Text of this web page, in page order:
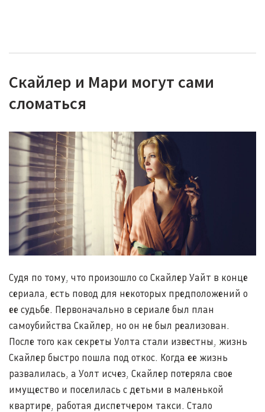
Скайлер и Мари могут сами
сломаться
Судя по тому, что произошло со Скайлер Уайт в конце
сериала, есть повод для некоторых предположений о
ее судьбе. Первоначально в сериале был план
самоубийства Скайлер, но он не был реализован.
После того как секреты Уолта стали известны, жизнь
Скайлер быстро пошла под откос. Когда ее жизнь
развалилась, а Уолт исчез, Скайлер потеряла свое
имущество и поселилась с детьми в маленькой
квартире, работая диспетчером такси. Стало